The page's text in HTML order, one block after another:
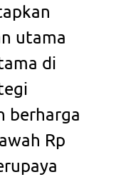
utama
di
berharga
Rp